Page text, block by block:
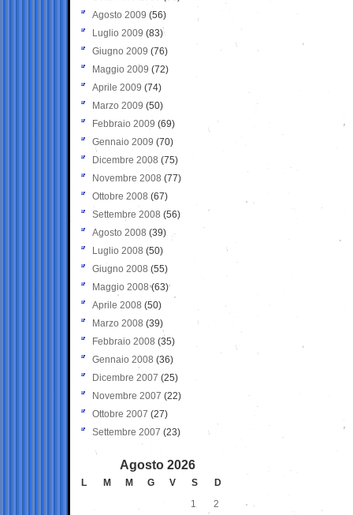
Agosto 2009 (56)
Luglio 2009 (83)
Giugno 2009 (76)
Maggio 2009 (72)
Aprile 2009 (74)
Marzo 2009 (50)
Febbraio 2009 (69)
Gennaio 2009 (70)
Dicembre 2008 (75)
Novembre 2008 (77)
Ottobre 2008 (67)
Settembre 2008 (56)
Agosto 2008 (39)
Luglio 2008 (50)
Giugno 2008 (55)
Maggio 2008(63)
Aprile 2008 (50)
Marzo 2008 (39)
Febbraio 2008 (35)
Gennaio 2008 (36)
Dicembre 2007 (25)
Novembre 2007 (22)
Ottobre 2007 (27)
Settembre 2007 (23)
Agosto 2026
L M M G V S
D
1
2